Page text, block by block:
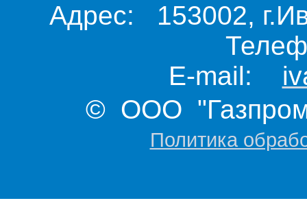
Адрес: 153002,
E-mail:
© ООО "Газпром
Политика